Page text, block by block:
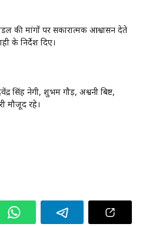
की मांगों पर सकारात्मक आश्वासन देते
के निर्देश दिए।
सिंह नेगी, शुभम गौड़, अश्वनी बिष्ट,
मौजूद रहे।